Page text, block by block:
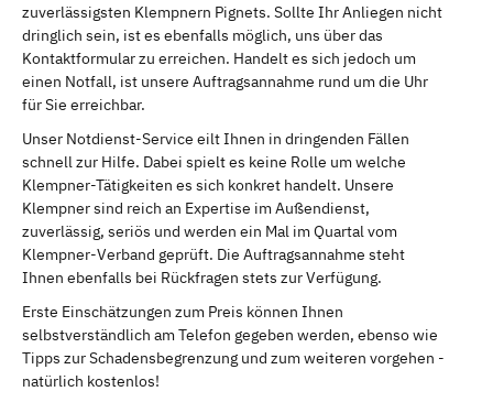
zuverlässigsten Klempnern Pignets. Sollte Ihr Anliegen nicht
dringlich sein, ist es ebenfalls möglich, uns über das
Kontaktformular zu erreichen. Handelt es sich jedoch um
einen Notfall, ist unsere Auftragsannahme rund um die Uhr
für Sie erreichbar.
Unser Notdienst-Service eilt Ihnen in dringenden Fällen
schnell zur Hilfe. Dabei spielt es keine Rolle um welche
Klempner-Tätigkeiten es sich konkret handelt. Unsere
Klempner sind reich an Expertise im Außendienst,
zuverlässig, seriös und werden ein Mal im Quartal vom
Klempner-Verband geprüft. Die Auftragsannahme steht
Ihnen ebenfalls bei Rückfragen stets zur Verfügung.
Erste Einschätzungen zum Preis können Ihnen
selbstverständlich am Telefon gegeben werden, ebenso wie
Tipps zur Schadensbegrenzung und zum weiteren vorgehen -
natürlich kostenlos!